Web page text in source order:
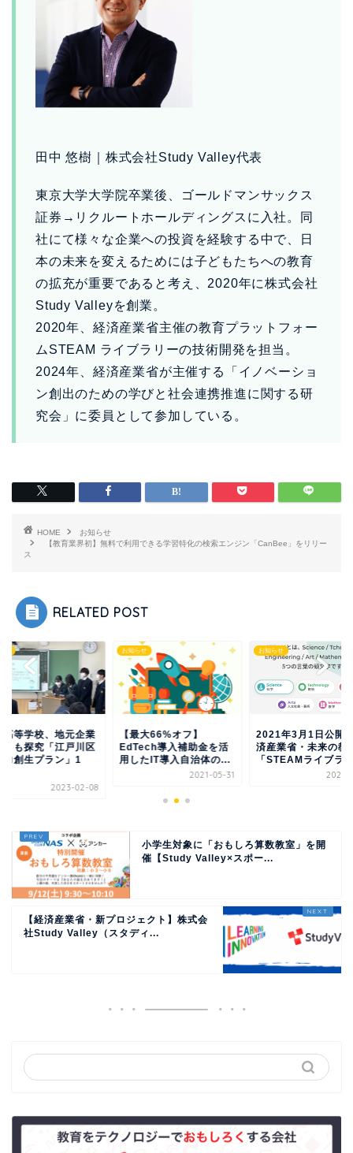
田中 悠樹｜株式会社Study Valley代表
東京大学大学院卒業後、ゴールドマンサックス
証券→リクルートホールディングスに入社。同
社にて様々な企業への投資を経験する中で、日
本の未来を変えるためには子どもたちへの教育
の拡充が重要であると考え、2020年に株式会社
Study Valleyを創業。
2020年、経済産業省主催の教育プラットフォー
ムSTEAM ライブラリーの技術開発を担当。
2024年、経済産業省が主催する「イノベーショ
ン創出のための学びと社会連携推進に関する研
究会」に委員として参加している。
HOME
お知らせ
【教育業界初】無料で利用できる学習特化の検索エンジン「CanBee」をリリー
ス
RELATED POST
大66%オフ】
導入補助金を活
たIT導入自治体の...
お知らせ
2021年3月1日公開！経
済産業省・未来の教室
「STEAMライブラ...
2021-03-01
お知らせ
篠崎高等学校、地元
らととも探究「江戸
の魅力創生プラン」
小学生対象に「おもしろ算数教室」を開
催【Study Valley×スポー...
【経済産業省・新プロジェクト】株式会
社Study Valley（スタディ...